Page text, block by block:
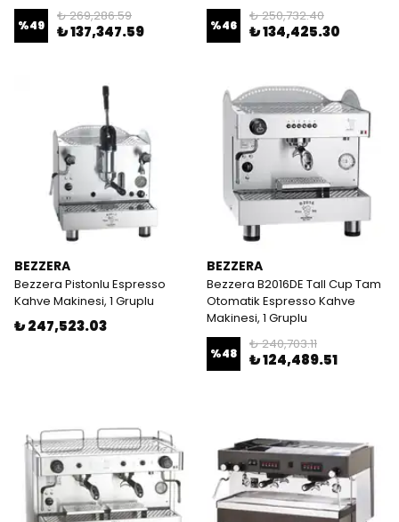
%49
₺ 269,286.59
₺ 137,347.59 %46
₺ 250,732.40
₺ 134,425.30
BEZZERA
Bezzera Pistonlu Espresso
Kahve Makinesi, 1 Gruplu
₺ 247,523.03
BEZZERA
Bezzera B2016DE Tall Cup Tam
Otomatik Espresso Kahve
Makinesi, 1 Gruplu
%48
₺ 240,703.11
₺ 124,489.51